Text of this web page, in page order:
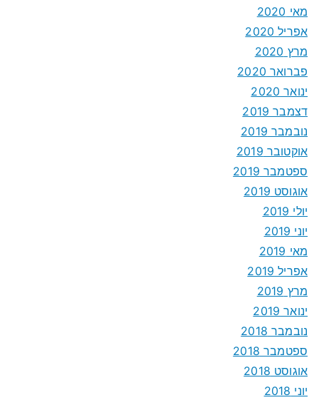
מאי 2020
אפריל 2020
מרץ 2020
פברואר 2020
ינואר 2020
דצמבר 2019
נובמבר 2019
אוקטובר 2019
ספטמבר 2019
אוגוסט 2019
יולי 2019
יוני 2019
מאי 2019
אפריל 2019
מרץ 2019
ינואר 2019
נובמבר 2018
ספטמבר 2018
אוגוסט 2018
יוני 2018